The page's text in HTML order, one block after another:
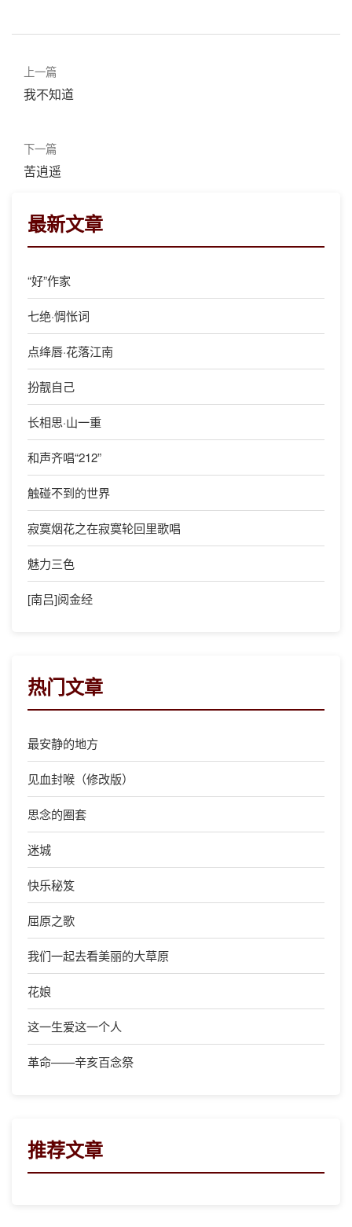
上一篇
我不知道
下一篇
苦逍遥
最新文章
“好”作家
七绝·惆怅词
点绛唇·花落江南
扮靓自己
长相思·山一重
和声齐唱“212”
触碰不到的世界
寂寞烟花之在寂寞轮回里歌唱
魅力三色
[南吕]阅金经
热门文章
最安静的地方
见血封喉（修改版）
思念的圈套
迷城
快乐秘笈
屈原之歌
我们一起去看美丽的大草原
花娘
这一生爱这一个人
革命——辛亥百念祭
推荐文章